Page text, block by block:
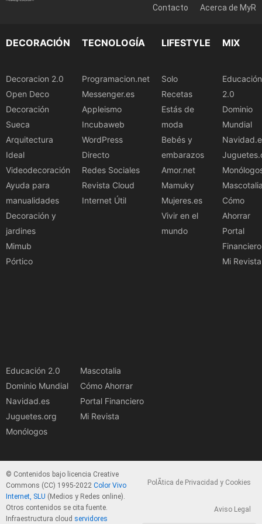
Contacto Acerca de MyR
DECORACIÓN
Decoracion 2.0
Open Deco
Decoración
Sueca
Arquitectura
Ideal
Videodecoración
Ayuda para
manualidades
Decoración y
jardines
Mimub
Pórtico
TECNOLOGÍA
Programacion.net
Messenger.es
Appleismo
Incubaweb
WordPress
Directo
Redes Sociales
Revista Cloud
Internet Útil
LIFESTYLE
Solo
Recetas
Estás de
moda
Bebés y
embarazos
Amor.net
Mamuky
Mujeres.es
Vivir en el
mundo
MIX
Educación
2.0
Dominio
Mundial
Cómo
Ahorrar
Portal
Financiero
Mi Revista
Educación 2.0
Dominio Mundial
Navidad.es
Juguetes.org
Monólogos
Mascotalia
Cómo Ahorrar
Portal Financiero
Mi Revista
© Contenidos bajo licencia Creative
Commons (CC) 1995-2022 Color Vivo
Internet, SLU (Medios y Redes online).
Otros contenidos se cita fuente.
Infraestructura cloud servidores
PolÃ­tica de Privacidad y Cookies
Aviso Legal